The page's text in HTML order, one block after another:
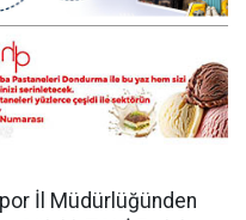
İl Müdürlüğünden